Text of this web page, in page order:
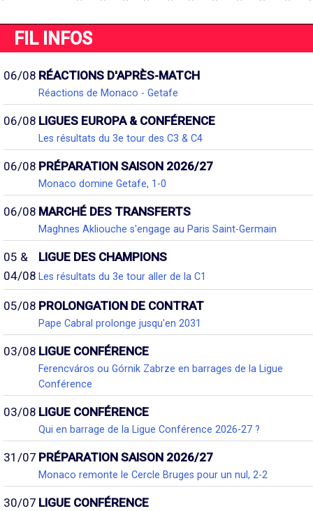
FIL INFOS
06/08 RÉACTIONS D'APRÈS-MATCH
Réactions de Monaco - Getafe
06/08 LIGUES EUROPA & CONFÉRENCE
Les résultats du 3e tour des C3 & C4
06/08 PRÉPARATION SAISON 2026/27
Monaco domine Getafe, 1-0
06/08 MARCHÉ DES TRANSFERTS
Maghnes Akliouche s'engage au Paris Saint-Germain
05 &
04/08
LIGUE DES CHAMPIONS
Les résultats du 3e tour aller de la C1
05/08 PROLONGATION DE CONTRAT
Pape Cabral prolonge jusqu'en 2031
03/08 LIGUE CONFÉRENCE
Ferencváros ou Górnik Zabrze en barrages de la Ligue
Conférence
03/08 LIGUE CONFÉRENCE
Qui en barrage de la Ligue Conférence 2026-27 ?
31/07 PRÉPARATION SAISON 2026/27
Monaco remonte le Cercle Bruges pour un nul, 2-2
30/07 LIGUE CONFÉRENCE